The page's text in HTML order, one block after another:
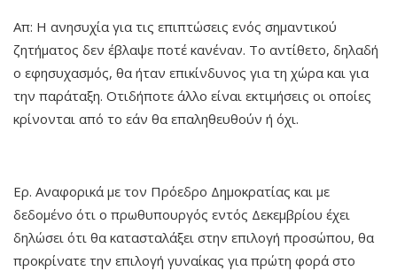
Απ: Η ανησυχία για τις επιπτώσεις ενός σημαντικού
ζητήματος δεν έβλαψε ποτέ κανέναν. Το αντίθετο, δηλαδή
ο εφησυχασμός, θα ήταν επικίνδυνος για τη χώρα και για
την παράταξη. Οτιδήποτε άλλο είναι εκτιμήσεις οι οποίες
κρίνονται από το εάν θα επαληθευθούν ή όχι.
Ερ. Αναφορικά με τον Πρόεδρο Δημοκρατίας και με
δεδομένο ότι ο πρωθυπουργός εντός Δεκεμβρίου έχει
δηλώσει ότι θα κατασταλάξει στην επιλογή προσώπου, θα
προκρίνατε την επιλογή γυναίκας για πρώτη φορά στο